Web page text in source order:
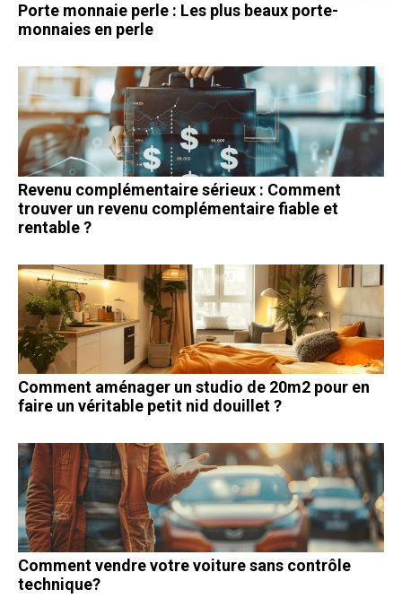
Porte monnaie perle : Les plus beaux porte-
monnaies en perle
Revenu complémentaire sérieux : Comment
trouver un revenu complémentaire fiable et
rentable ?
Comment aménager un studio de 20m2 pour en
faire un véritable petit nid douillet ?
Comment vendre votre voiture sans contrôle
technique?